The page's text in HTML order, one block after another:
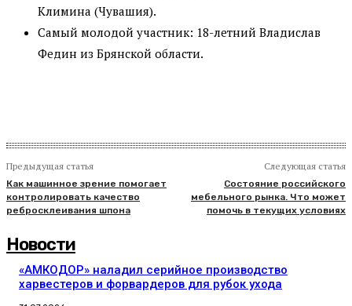
Климина (Чувашия).
Самый молодой участник: 18-летний Владислав
Федин из Брянской области.
Предыдущая статья
Как машинное зрение помогает
контролировать качество
ребросклеивания шпона
Следующая статья
Состояние российского
мебельного рынка. Что может
помочь в текущих условиях
Новости
«АМКОДОР» наладил серийное производство
харвестеров и форвардеров для рубок ухода